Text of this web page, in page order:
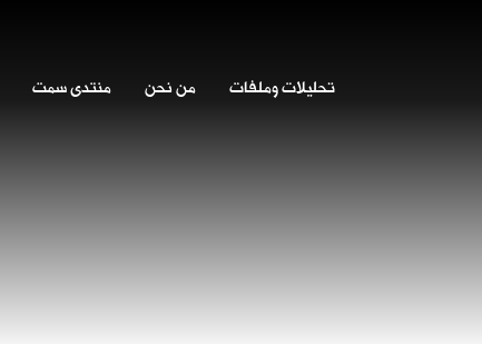
تحليلات وملفات من نحن منتدى سمت